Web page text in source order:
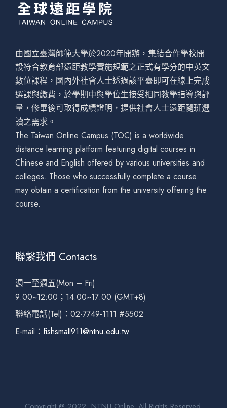
由國立臺灣師範大學於2020年開辦，集結合作學校開
設符合教育部遠距教學實施規範之正式有學分的中英文
數位課程，國內外社會人士透過該平臺即可在線上完成
選課與繳費，於學期中與學位生接受相同教學指導與評
量，修畢後可取得成績證明，提供社會人士遠距隨班選
讀之需求。
The Taiwan Online Campus (TOC) is a worldwide
distance learning platform featuring digital courses in
Chinese and English offered by various universities and
colleges. Those who successfully complete a course
may obtain a certification from the university offering the
course.
聯繫我們 Contacts
週一至週五(Mon – Fri)
9:00~12:00；14:00~17:00 (GMT+8)
聯絡電話(Tel)：02-7749-1111 #5502
E-mail： fishsmall911@ntnu.edu.tw